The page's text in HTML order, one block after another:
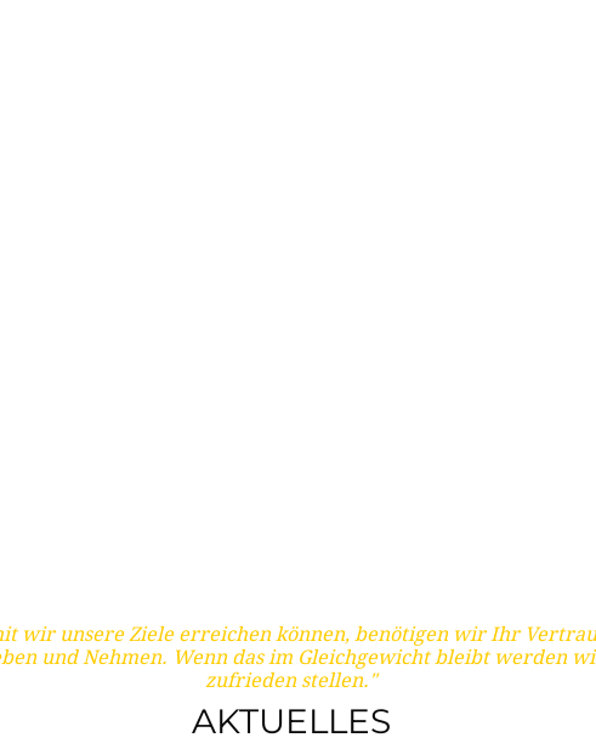
wir unsere Ziele erreichen können, benötigen wir Ihr
und Nehmen. Wenn das im Gleichgewicht bleibt werden
zufrieden stellen."
AKTUELLES